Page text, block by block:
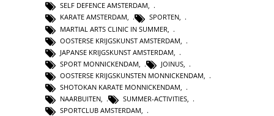
SELF DEFENCE AMSTERDAM,
KARATE AMSTERDAM, SPORTEN,
MARTIAL ARTS CLINIC IN SUMMER
OOSTERSE KRIJGSKUNST AMSTERDAM
JAPANSE KRIJGSKUNST AMSTERDAM
SPORT MONNICKENDAM
JOINUS
OOSTERSE KRIJGSKUNSTEN MONNICKENDAM
SHOTOKAN KARATE MONNICKENDAM
NAARBUITEN
SUMMER-ACTIVITIES
SPORTCLUB AMSTERDAM